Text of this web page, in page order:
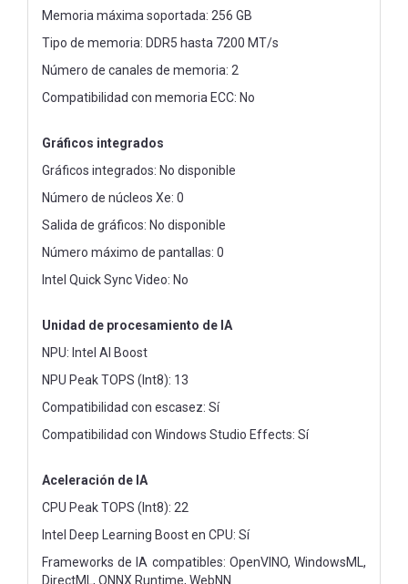
Memoria máxima soportada: 256 GB
Tipo de memoria: DDR5 hasta 7200 MT/s
Número de canales de memoria: 2
Compatibilidad con memoria ECC: No
Gráficos integrados
Gráficos integrados: No disponible
Número de núcleos Xe: 0
Salida de gráficos: No disponible
Número máximo de pantallas: 0
Intel Quick Sync Video: No
Unidad de procesamiento de IA
NPU: Intel AI Boost
NPU Peak TOPS (Int8): 13
Compatibilidad con escasez: Sí
Compatibilidad con Windows Studio Effects: Sí
Aceleración de IA
CPU Peak TOPS (Int8): 22
Intel Deep Learning Boost en CPU: Sí
Frameworks de IA compatibles: OpenVINO, WindowsML,
DirectML, ONNX Runtime, WebNN